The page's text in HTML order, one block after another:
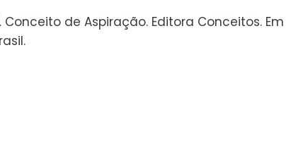
Conceito de Aspiração. Editora Conceitos. Em